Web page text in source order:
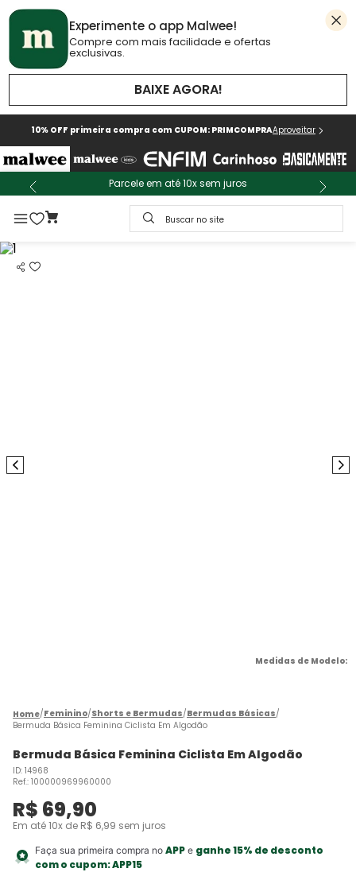
Experimente o app Malwee!
Compre com mais facilidade e ofertas
exclusivas.
BAIXE AGORA!
10% OFF primeira compra com CUPOM: PRIMCOMPRAAproveitar
Parcele em até 10x sem juros
Buscar no site
Feminino Shorts e Bermudas Bermudas Básicas
Bermuda Básica Feminina Ciclista Em Algodão
Bermuda Básica Feminina Ciclista Em Algodão
ID: 14968
Ref.: 100000969960000
R$ 69,90
Em até10x de R$ 6,99 sem juros
Faça sua primeira compra no APPe ganhe 15% de desconto
com o cupom:APP15